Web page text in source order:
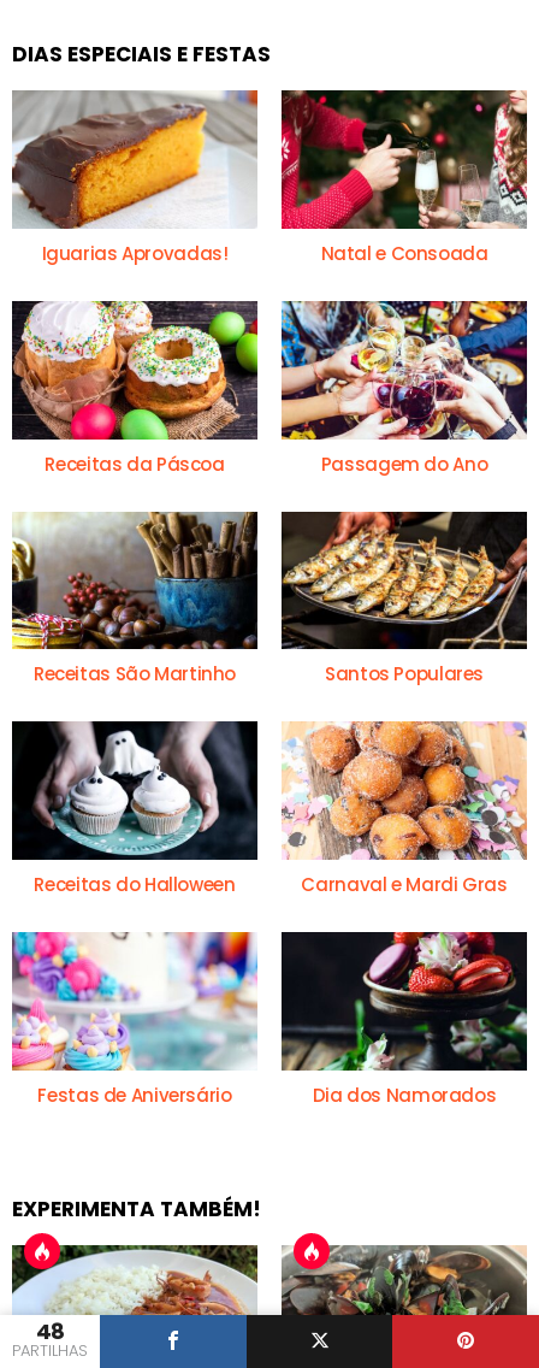
48
PARTILHAS
DIAS ESPECIAIS E FESTAS
Iguarias Aprovadas! Natal e Consoada
Receitas da Páscoa Passagem do Ano
Receitas São Martinho Santos Populares
Receitas do Halloween Carnaval e Mardi Gras
Festas de Aniversário Dia dos Namorados
EXPERIMENTA TAMBÉM!